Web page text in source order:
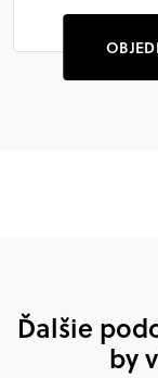
Ďalšie
by